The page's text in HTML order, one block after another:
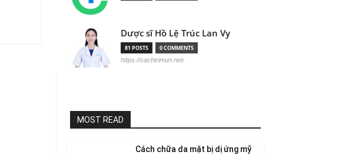
Dược sĩ Hồ Lệ Trúc Lan Vy
81 POSTS 0 COMMENTS
https://cachtrimun.net/
MOST READ
Cách chữa da mặt bị dị ứng mỹ